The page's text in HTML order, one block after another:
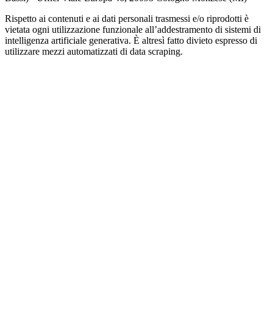
Rispetto ai contenuti e ai dati personali trasmessi e/o riprodotti è
vietata ogni utilizzazione funzionale all’addestramento di sistemi di
intelligenza artificiale generativa. È altresì fatto divieto espresso di
utilizzare mezzi automatizzati di data scraping.